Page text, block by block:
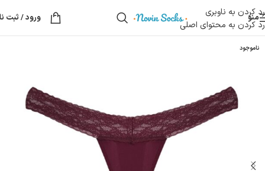
رد کردن به ناوبری
رد کردن به محتوای اصلی
منو ورود / ثبت
ناموجود